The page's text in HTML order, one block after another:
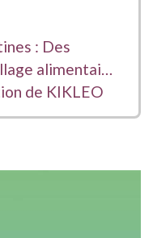
: Des
alimentai…
de KIKLEO